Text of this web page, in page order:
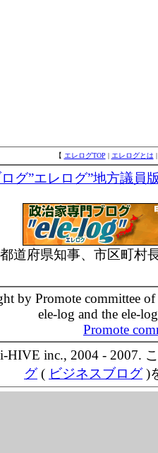
【 エレログTOP | エレログとは
グ”エレログ”地方議員
道府県知事、市区町村
by Promote committee
ele-log and the ele-
Promote
i-HIVE inc., 2004 - 2007.
グ( ビジネスブログ)